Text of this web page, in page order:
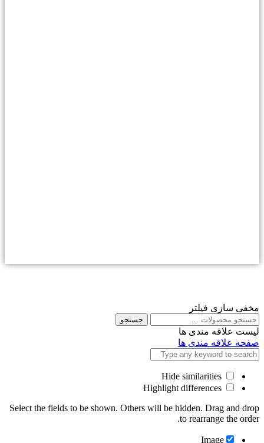
مخفی سازی فیلتر
جستجو
برای
جستجو
لیست علاقه مندی ها
صفحه علاقه مندی ها
Select the fields to be shown. Others will be hidden. Drag and drop
to rearrange the order.
Image